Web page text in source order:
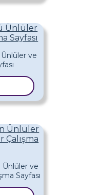
Ünlüler
Sayfası
Ünlüler
Çalışma